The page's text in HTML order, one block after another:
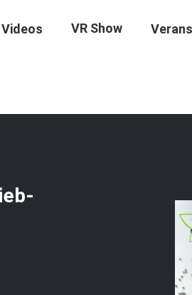
Videos VR Show